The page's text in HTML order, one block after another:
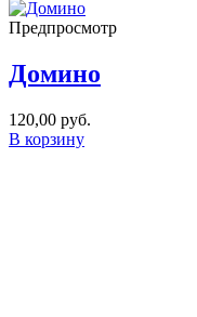
Предпросмотр
Домино
120,00 руб.
В корзину